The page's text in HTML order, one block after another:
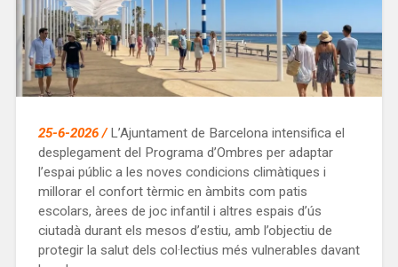
25-6-2026 / L’Ajuntament de Barcelona intensifica el
desplegament del Programa d’Ombres per adaptar
l’espai públic a les noves condicions climàtiques i
millorar el confort tèrmic en àmbits com patis
escolars, àrees de joc infantil i altres espais d’ús
ciutadà durant els mesos d’estiu, amb l’objectiu de
protegir la salut dels col·lectius més vulnerables davant